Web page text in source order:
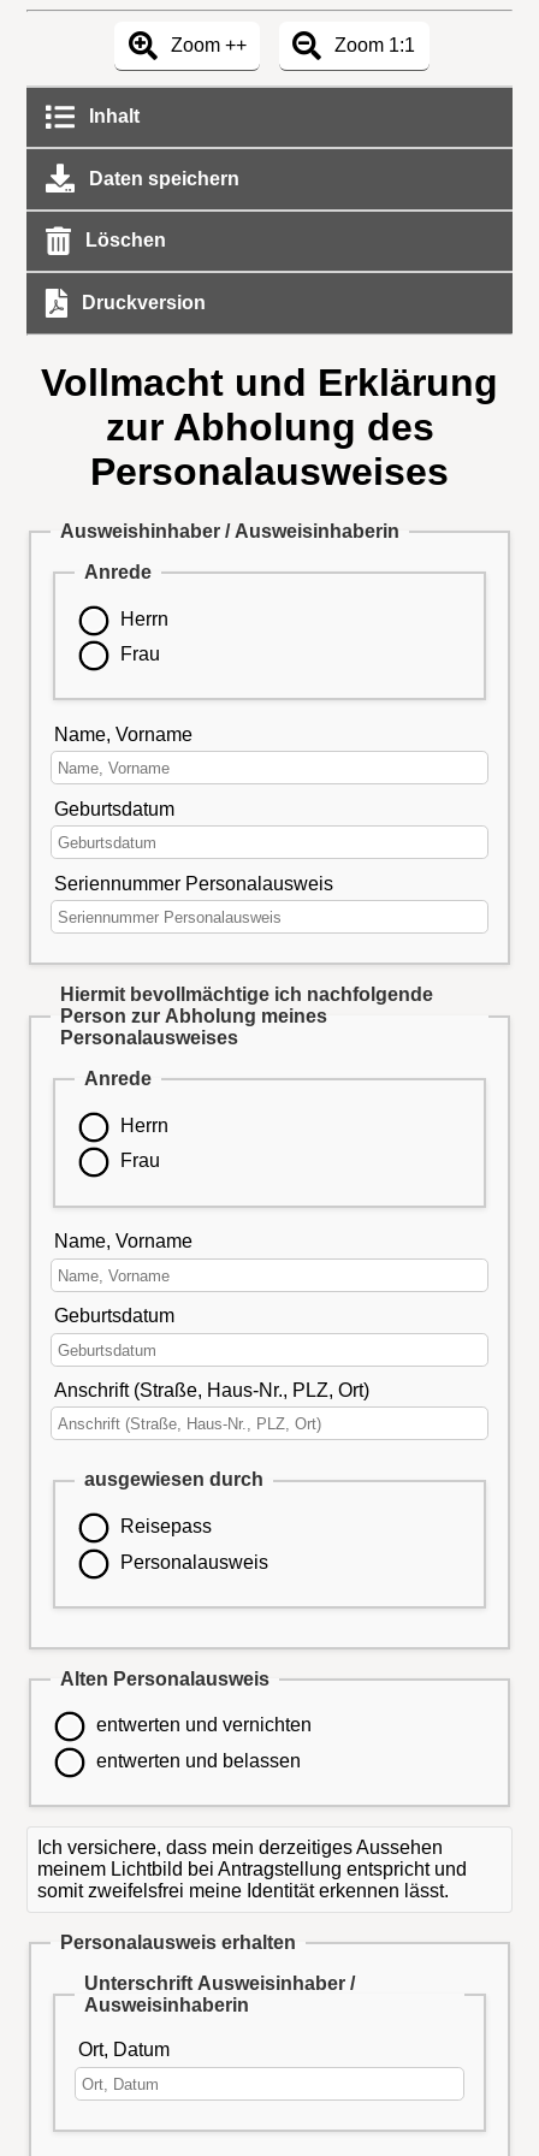
Zoom ++ Zoom 1:1
Inhalt
Daten speichern
Löschen
Druckversion
Vollmacht und Erklärung
zur Abholung des
Personalausweises
Ausweishinhaber / Ausweisinhaberin
Anrede
Herrn
Frau
Name, Vorname
Geburtsdatum
Seriennummer Personalausweis
Hiermit bevollmächtige ich nachfolgende
Person zur Abholung meines
Personalausweises
Anrede
Herrn
Frau
Name, Vorname
Geburtsdatum
Anschrift (Straße, Haus-Nr., PLZ, Ort)
ausgewiesen durch
Reisepass
Personalausweis
Alten Personalausweis
entwerten und vernichten
entwerten und belassen
Ich versichere, dass mein derzeitiges Aussehen
meinem Lichtbild bei Antragstellung entspricht und
somit zweifelsfrei meine Identität erkennen lässt.
Personalausweis erhalten
Unterschrift Ausweisinhaber /
Ausweisinhaberin
Ort, Datum